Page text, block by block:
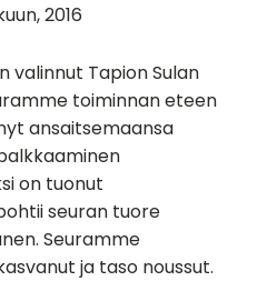
2016
valinnut Tapion Sulan
toiminnan eteen
ansaitsemaansa
on tuonut
seuran tuore
Seuramme
ja taso noussut.